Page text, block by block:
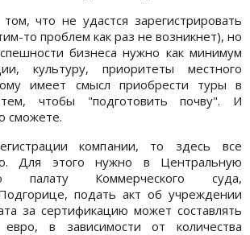
что не удастся зарегистрировать
то проблем как раз не возникнет), но
бизнеса нужно как минимум
культуру, приоритеты местного
имеет смысл приобрести туры в
чтобы "подготовить почву". И
сможете.
компании, то здесь все
Для этого нужно в Центральную
палату Коммерческого суда,
подать акт об учреждении
за сертификацию может составлять
в зависимости от количества